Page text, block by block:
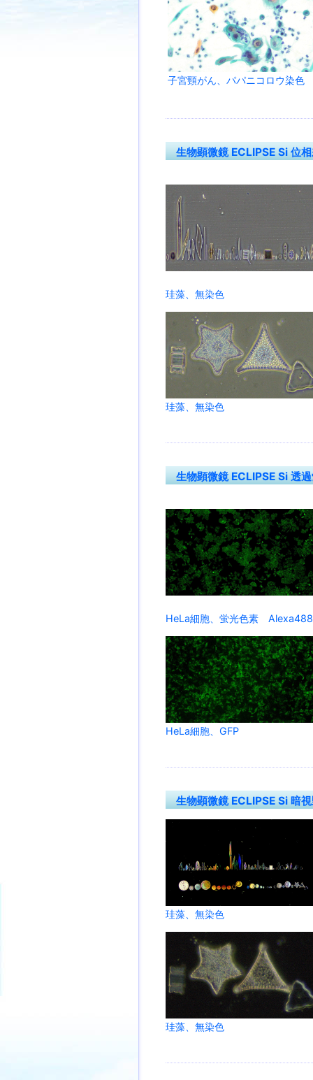
子宮頸がん、パパニコロウ染色
生物顕微鏡 ECLIPSE Si 位相
珪藻、無染色
珪藻、無染色
生物顕微鏡 ECLIPSE Si 透過
HeLa細胞、蛍光色素 Alexa488
HeLa細胞、GFP
生物顕微鏡 ECLIPSE Si 暗視
珪藻、無染色
珪藻、無染色